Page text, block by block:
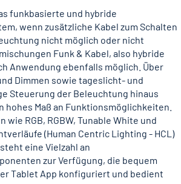
funkbasierte und hybride
wenn zusätzliche Kabel zum Schalten
nicht möglich oder nicht
Funk & Kabel, also hybride
Anwendung ebenfalls möglich. Über
Dimmen sowie tageslicht- und
Steuerung der Beleuchtung hinaus
hohes Maß an Funktionsmöglichkeiten.
RGB, RGBW, Tunable White und
(Human Centric Lighting - HCL)
eine Vielzahl an
zur Verfügung, die bequem
Tablet App konfiguriert und bedient